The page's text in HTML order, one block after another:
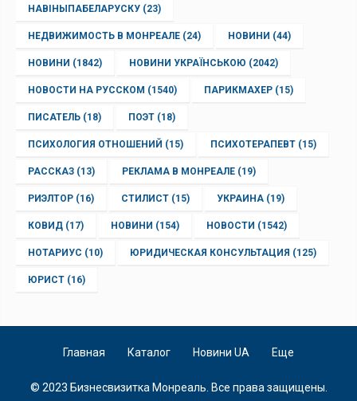
НАВІНЫПАБЕЛАРУСКУ (23)
НЕДВИЖИМОСТЬ В МОНРЕАЛЕ (24) НОВИНИ (44)
НОВИНИ (1842) НОВИНИ УКРАЇНСЬКОЮ (2042)
НОВОСТИ НА РУССКОМ (1540) ПАРИКМАХЕР (15)
ПИСАТЕЛЬ (18) ПОЭТ (18)
ПСИХОЛОГИЯ ОТНОШЕНИЙ (15) ПСИХОТЕРАПЕВТ (15)
РАССКАЗ (13) РЕКЛАМА В МОНРЕАЛЕ (19)
РИЭЛТОР (16) СТИЛИСТ (15) УКРАИНА (19)
КОВИД (17) НОВИНИ (154) НОВОСТИ (1542)
НОТАРИУС (10) ЮРИДИЧЕСКАЯ КОНСУЛЬТАЦИЯ (125)
ЮРИСТ (16)
Главная Каталог Новини UA Еще
© 2023 Бизнесвизитка Монреаль. Все права защищены.